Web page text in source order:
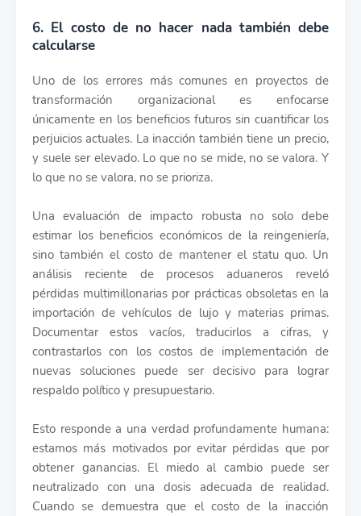
6. El costo de no hacer nada también debe
calcularse
Uno de los errores más comunes en proyectos de
transformación organizacional es enfocarse
únicamente en los beneficios futuros sin cuantificar los
perjuicios actuales. La inacción también tiene un precio,
y suele ser elevado. Lo que no se mide, no se valora. Y
lo que no se valora, no se prioriza.
Una evaluación de impacto robusta no solo debe
estimar los beneficios económicos de la reingeniería,
sino también el costo de mantener el statu quo. Un
análisis reciente de procesos aduaneros reveló
pérdidas multimillonarias por prácticas obsoletas en la
importación de vehículos de lujo y materias primas.
Documentar estos vacíos, traducirlos a cifras, y
contrastarlos con los costos de implementación de
nuevas soluciones puede ser decisivo para lograr
respaldo político y presupuestario.
Esto responde a una verdad profundamente humana:
estamos más motivados por evitar pérdidas que por
obtener ganancias. El miedo al cambio puede ser
neutralizado con una dosis adecuada de realidad.
Cuando se demuestra que el costo de la inacción